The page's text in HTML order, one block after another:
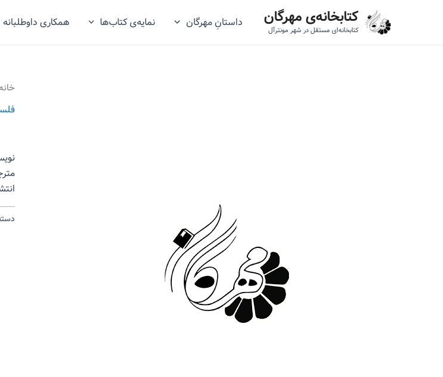
کتابخانه‌ی مهرگان
کتابخانه‌ای مستقل در شهر مونترآل
داستانِ مهرگان نمایه‌ی کتاب‌ها همکاری داوطلبانه
خانه